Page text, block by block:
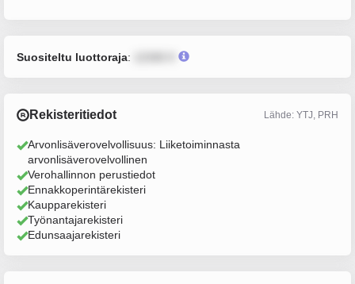
Suositeltu luottoraja:
Rekisteritiedot Lähde: YTJ, PRH
Arvonlisäverovelvollisuus: Liiketoiminnasta
arvonlisäverovelvollinen
Verohallinnon perustiedot
Ennakkoperintärekisteri
Kaupparekisteri
Työnantajarekisteri
Edunsaajarekisteri